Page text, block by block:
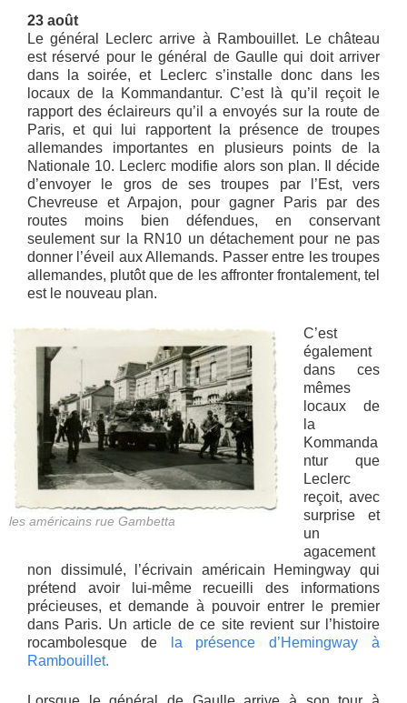
23 août
Le général Leclerc arrive à Rambouillet. Le château
est réservé pour le général de Gaulle qui doit arriver
dans la soirée, et Leclerc s’installe donc dans les
locaux de la Kommandantur. C’est là qu’il reçoit le
rapport des éclaireurs qu’il a envoyés sur la route de
Paris, et qui lui rapportent la présence de troupes
allemandes importantes en plusieurs points de la
Nationale 10. Leclerc modifie alors son plan. Il décide
d’envoyer le gros de ses troupes par l’Est, vers
Chevreuse et Arpajon, pour gagner Paris par des
routes moins bien défendues, en conservant
seulement sur la RN10 un détachement pour ne pas
donner l’éveil aux Allemands. Passer entre les troupes
allemandes, plutôt que de les affronter frontalement, tel
est le nouveau plan.
les américains rue Gambetta
C’est
également
dans ces
mêmes
locaux de
la
Kommanda
ntur que
Leclerc
reçoit, avec
surprise et
un
agacement
non dissimulé, l’écrivain américain Hemingway qui
prétend avoir lui-même recueilli des informations
précieuses, et demande à pouvoir entrer le premier
dans Paris. Un article de ce site revient sur l’histoire
rocambolesque de
la présence d’Hemingway à
Rambouillet.